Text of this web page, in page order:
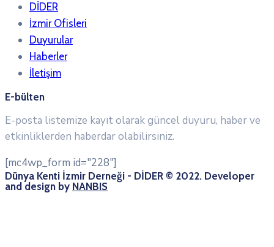
DİDER
İzmir Ofisleri
Duyurular
Haberler
İletişim
E-bülten
E-posta listemize kayıt olarak güncel duyuru, haber ve
etkinliklerden haberdar olabilirsiniz.
[mc4wp_form id="228"]
Dünya Kenti İzmir Derneği - DİDER © 2022. Developer
and design by NANBIS